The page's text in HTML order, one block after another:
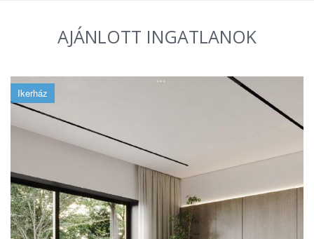
AJÁNLOTT INGATLANOK
Ikerház